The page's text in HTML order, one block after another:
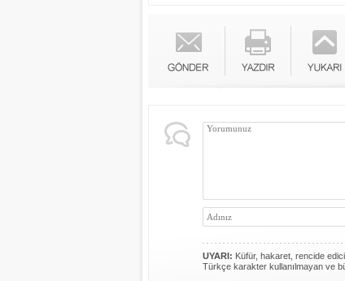
UYARI: Küfür, hakaret, rencide
Türkçe karakter kullanılmayan ve